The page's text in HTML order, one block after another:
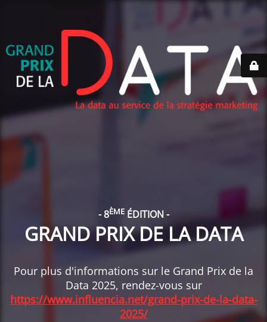
- 8ÈMEÉDITION -
GRAND PRIX DE LA DATA
Pour plus d'informations sur le Grand Prix de la
Data 2025, rendez-vous sur
https://www.influencia.net/grand-prix-de-la-data-
2025/